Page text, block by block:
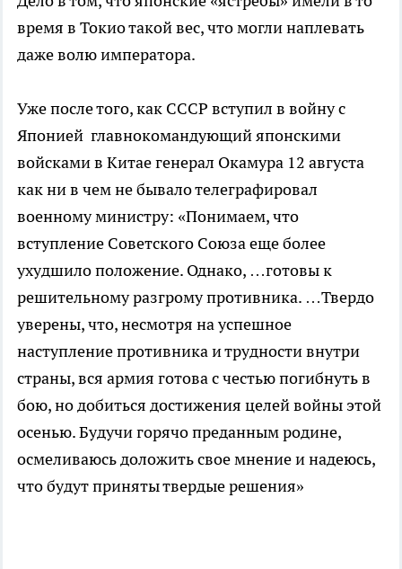
время в Токио такой вес, что могли наплевать
даже волю императора.
Уже после того, как СССР вступил в войну с
Японией главнокомандующий японскими
войсками в Китае генерал Окамура 12 августа
как ни в чем не бывало телеграфировал
военному министру: «Понимаем, что
вступление Советского Союза еще более
ухудшило положение. Однако, …готовы к
решительному разгрому противника. …Твердо
уверены, что, несмотря на успешное
наступление противника и трудности внутри
страны, вся армия готова с честью погибнуть в
бою, но добиться достижения целей войны этой
осенью. Будучи горячо преданным родине,
осмеливаюсь доложить свое мнение и надеюсь,
что будут приняты твердые решения»